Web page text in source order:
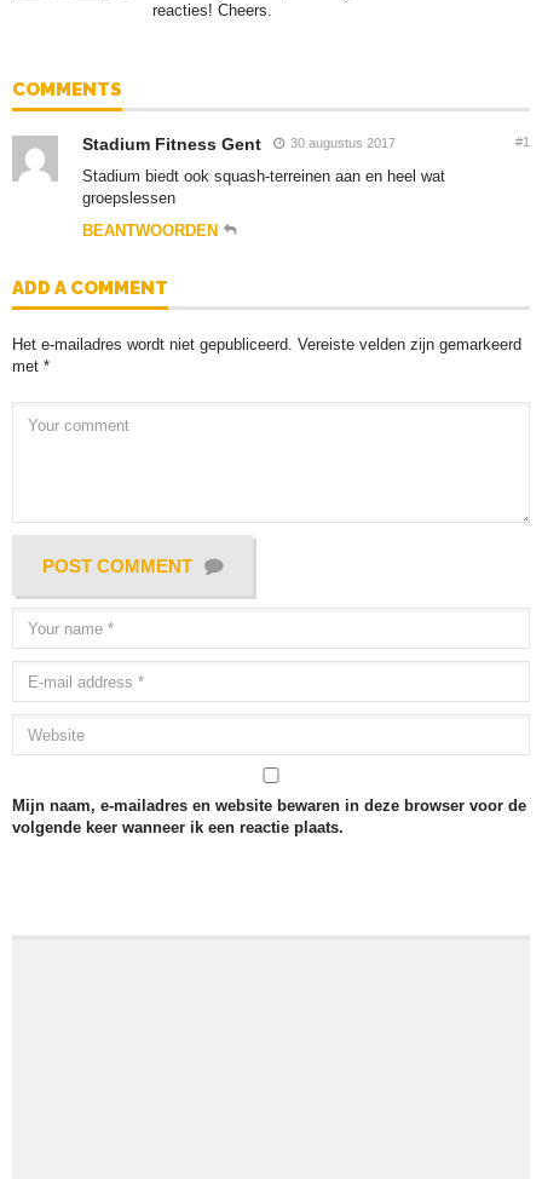
reacties! Cheers.
COMMENTS
Stadium Fitness Gent 30 augustus 2017 #1
Stadium biedt ook squash-terreinen aan en heel wat
groepslessen
BEANTWOORDEN
ADD A COMMENT
Het e-mailadres wordt niet gepubliceerd. Vereiste velden zijn gemarkeerd
met *
POST COMMENT
Mijn naam, e-mailadres en website bewaren in deze browser voor de
volgende keer wanneer ik een reactie plaats.